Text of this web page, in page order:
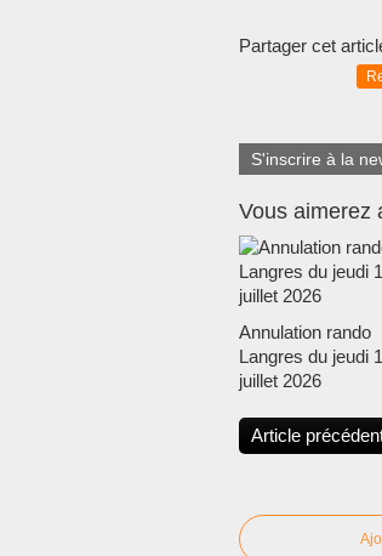
Partager cet
S'inscrire à la
Vous aimerez
Annulation rando
Langres du jeudi
juillet 2026
Article